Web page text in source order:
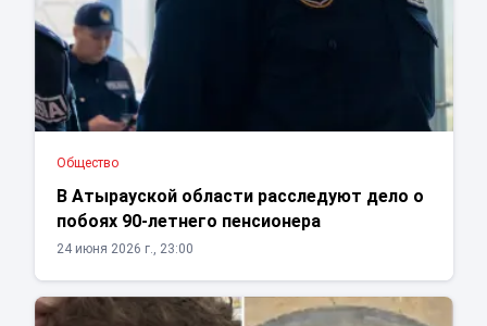
Общество
В Атырауской области расследуют дело о
побоях 90-летнего пенсионера
24 июня 2026 г., 23:00